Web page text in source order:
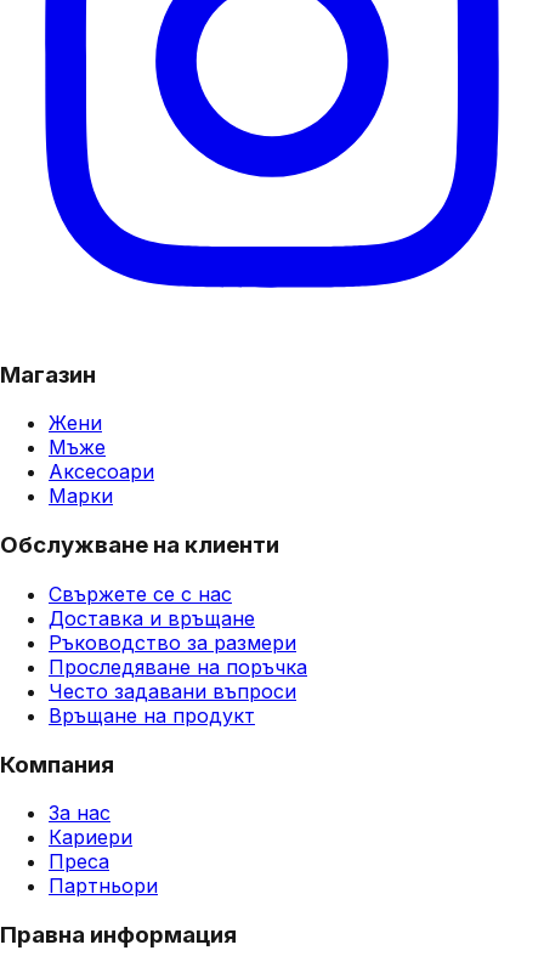
Магазин
Жени
Мъже
Аксесоари
Марки
Обслужване на клиенти
Свържете се с нас
Доставка и връщане
Ръководство за размери
Проследяване на поръчка
Често задавани въпроси
Връщане на продукт
Компания
За нас
Кариери
Преса
Партньори
Правна информация